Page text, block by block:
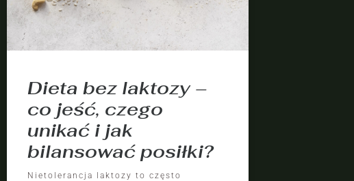
Dieta bez laktozy –
co jeść, czego
unikać i jak
bilansować posiłki?
Nietolerancja laktozy to często